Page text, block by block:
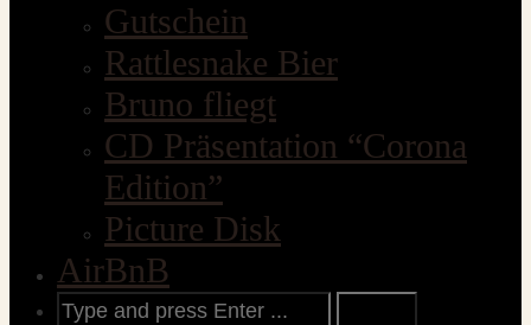
Gutschein
Rattlesnake Bier
Bruno fliegt
CD Präsentation “Corona
Edition”
Picture Disk
AirBnB
Search